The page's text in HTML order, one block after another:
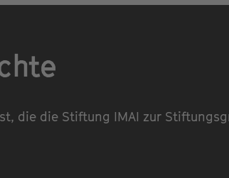
die die Stiftung IMAI zur